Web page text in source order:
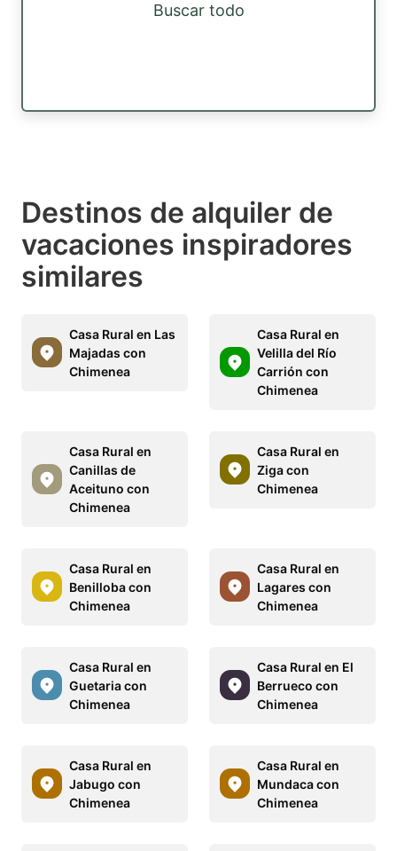
Buscar todo
Destinos de alquiler de
vacaciones inspiradores
similares
Casa Rural en Las
Majadas con
Chimenea
Casa Rural en
Velilla del Río
Carrión con
Chimenea
Casa Rural en
Canillas de
Aceituno con
Chimenea
Casa Rural en
Ziga con
Chimenea
Casa Rural en
Benilloba con
Chimenea
Casa Rural en
Lagares con
Chimenea
Casa Rural en
Guetaria con
Chimenea
Casa Rural en El
Berrueco con
Chimenea
Casa Rural en
Jabugo con
Chimenea
Casa Rural en
Mundaca con
Chimenea